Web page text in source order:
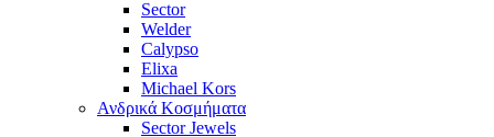
Sector
Welder
Calypso
Elixa
Michael Kors
Ανδρικά Κοσμήματα
Sector Jewels